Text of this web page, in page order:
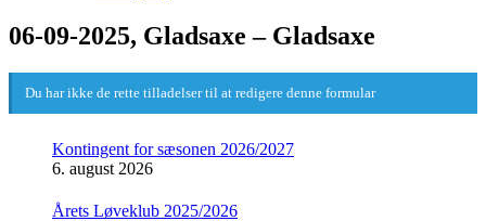
06-09-2025, Gladsaxe – Gladsaxe
Du har ikke de rette tilladelser til at redigere denne formular
Kontingent for sæsonen 2026/2027
6. august 2026
Årets Løveklub 2025/2026